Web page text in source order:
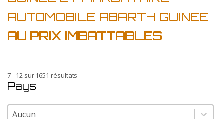
AUTOMOBILE ABARTH GUINEE
AU PRIX IMBATTABLES
7 - 12 sur 1651 résultats
Pays
Pays
Pays